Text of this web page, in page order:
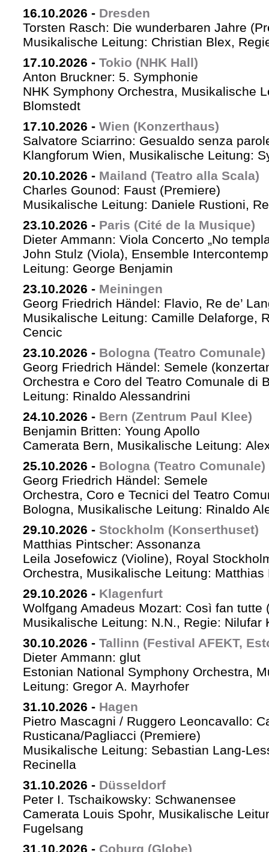
16.10.2026 - Dresden
Torsten Rasch: Die wunderbaren Jahre
Musikalische Leitung: Christian Blex,
17.10.2026 - Tokio (NHK Hall)
Anton Bruckner: 5. Symphonie
NHK Symphony Orchestra, Musikalische
Blomstedt
17.10.2026 - Wien (Konzerthaus)
Salvatore Sciarrino: Gesualdo senza
Klangforum Wien, Musikalische Leitung:
20.10.2026 - Mailand (Teatro alla Scala)
Charles Gounod: Faust (Premiere)
Musikalische Leitung: Daniele Rustioni,
23.10.2026 - Paris (Cité de la Musique)
Dieter Ammann: Viola Concerto „No
John Stulz (Viola), Ensemble
Leitung: George Benjamin
23.10.2026 - Meiningen
Georg Friedrich Händel: Flavio, Re de’
Musikalische Leitung: Camille Delaforge,
Cencic
23.10.2026 - Bologna (Teatro Comunale)
Georg Friedrich Händel: Semele
Orchestra e Coro del Teatro Comunale di
Leitung: Rinaldo Alessandrini
24.10.2026 - Bern (Zentrum Paul Klee)
Benjamin Britten: Young Apollo
Camerata Bern, Musikalische Leitung:
25.10.2026 - Bologna (Teatro Comunale)
Georg Friedrich Händel: Semele
Orchestra, Coro e Tecnici del Teatro
Bologna, Musikalische Leitung: Rinaldo
29.10.2026 - Stockholm (Konserthuset)
Matthias Pintscher: Assonanza
Leila Josefowicz (Violine), Royal
Orchestra, Musikalische Leitung: Matthias
29.10.2026 - Klagenfurt
Wolfgang Amadeus Mozart: Così fan tutte
Musikalische Leitung: N.N., Regie: Nilufar
30.10.2026 - Tallinn (Festival AFEKT,
Dieter Ammann: glut
Estonian National Symphony Orchestra,
Leitung: Gregor A. Mayrhofer
31.10.2026 - Hagen
Pietro Mascagni / Ruggero Leoncavallo:
Rusticana/Pagliacci (Premiere)
Musikalische Leitung: Sebastian Lang-
Recinella
31.10.2026 - Düsseldorf
Peter I. Tschaikowsky: Schwanensee
Camerata Louis Spohr, Musikalische
Fugelsang
31.10.2026 - Coburg (Globe)